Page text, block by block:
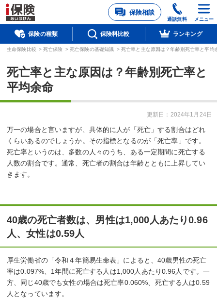
保険相談
通話無料 メニュー
保険の種類 保険料比較 ランキング
生命保険比較 > 死亡保険 > 死亡保険の基礎知識 > 死亡率と主な原因は？年齢別死亡率と平均
死亡率と主な原因は？年齢別死亡率と
平均余命
更新日： 2024年1月24日
万一の場合と言いますが、具体的に人が「死亡」する割合はどれ
くらいあるのでしょうか。その指標となるのが「死亡率」です。
死亡率というのは、多数の人々のうち、ある一定期間に死亡する
人数の割合です。通常、死亡者の割合は年齢とともに上昇してい
きます。
40歳の死亡者数は、男性は1,000人あたり0.96
人、女性は0.59人
厚生労働省の「令和４年簡易生命表」によると、40歳男性の死亡
率は0.097%、1年間に死亡する人は1,000人あたり0.96人です。一
方、同じ40歳でも女性の場合は死亡率0.060%、死亡する人は0.59
人となっています。